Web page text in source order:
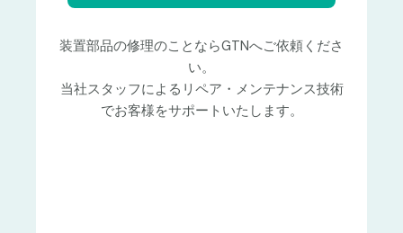
装置部品の修理のことならGTNへご依頼くださ
い。
当社スタッフによるリペア・メンテナンス技術
でお客様をサポートいたします。